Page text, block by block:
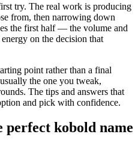
try. The real work is producing
from, then narrowing down
the first half — the volume and
on the decision that
point rather than a final
the one you tweak,
The tips and answers that
and pick with confidence.
perfect kobold name